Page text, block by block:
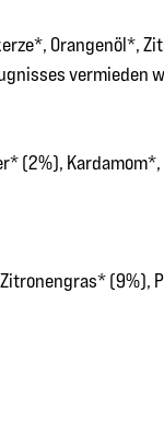
Orangenöl*,
vermieden
(2%),
Zitronengras*